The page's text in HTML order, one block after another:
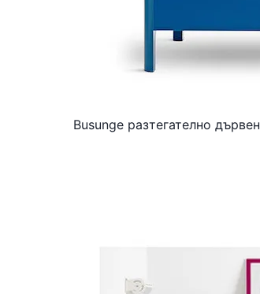
Busunge разтегателно